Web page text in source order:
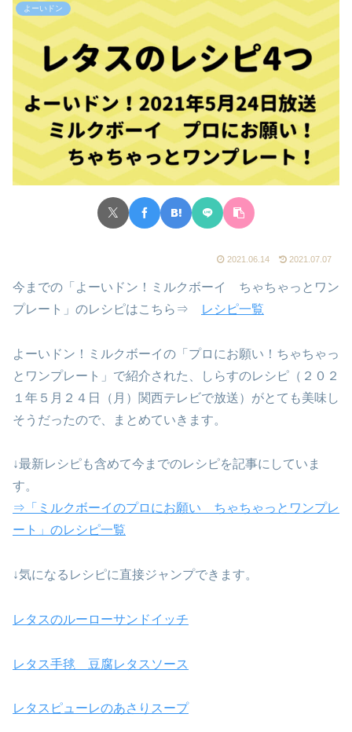
よーいドン
2021.06.14 2021.07.07
今までの「よーいドン！ミルクボーイ ちゃちゃっとワン
プレート」のレシピはこちら⇒
レシピ一覧
よーいドン！ミルクボーイの「プロにお願い！ちゃちゃっ
とワンプレート」で紹介された、しらすのレシピ（２０２
１年５月２４日（月）関西テレビで放送）がとても美味し
そうだったので、まとめていきます。
↓最新レシピも含めて今までのレシピを記事にしていま
す。
⇒「ミルクボーイのプロにお願い ちゃちゃっとワンプレ
ート」のレシピ一覧
↓気になるレシピに直接ジャンプできます。
レタスのルーローサンドイッチ
レタス手毬 豆腐レタスソース
レタスピューレのあさりスープ